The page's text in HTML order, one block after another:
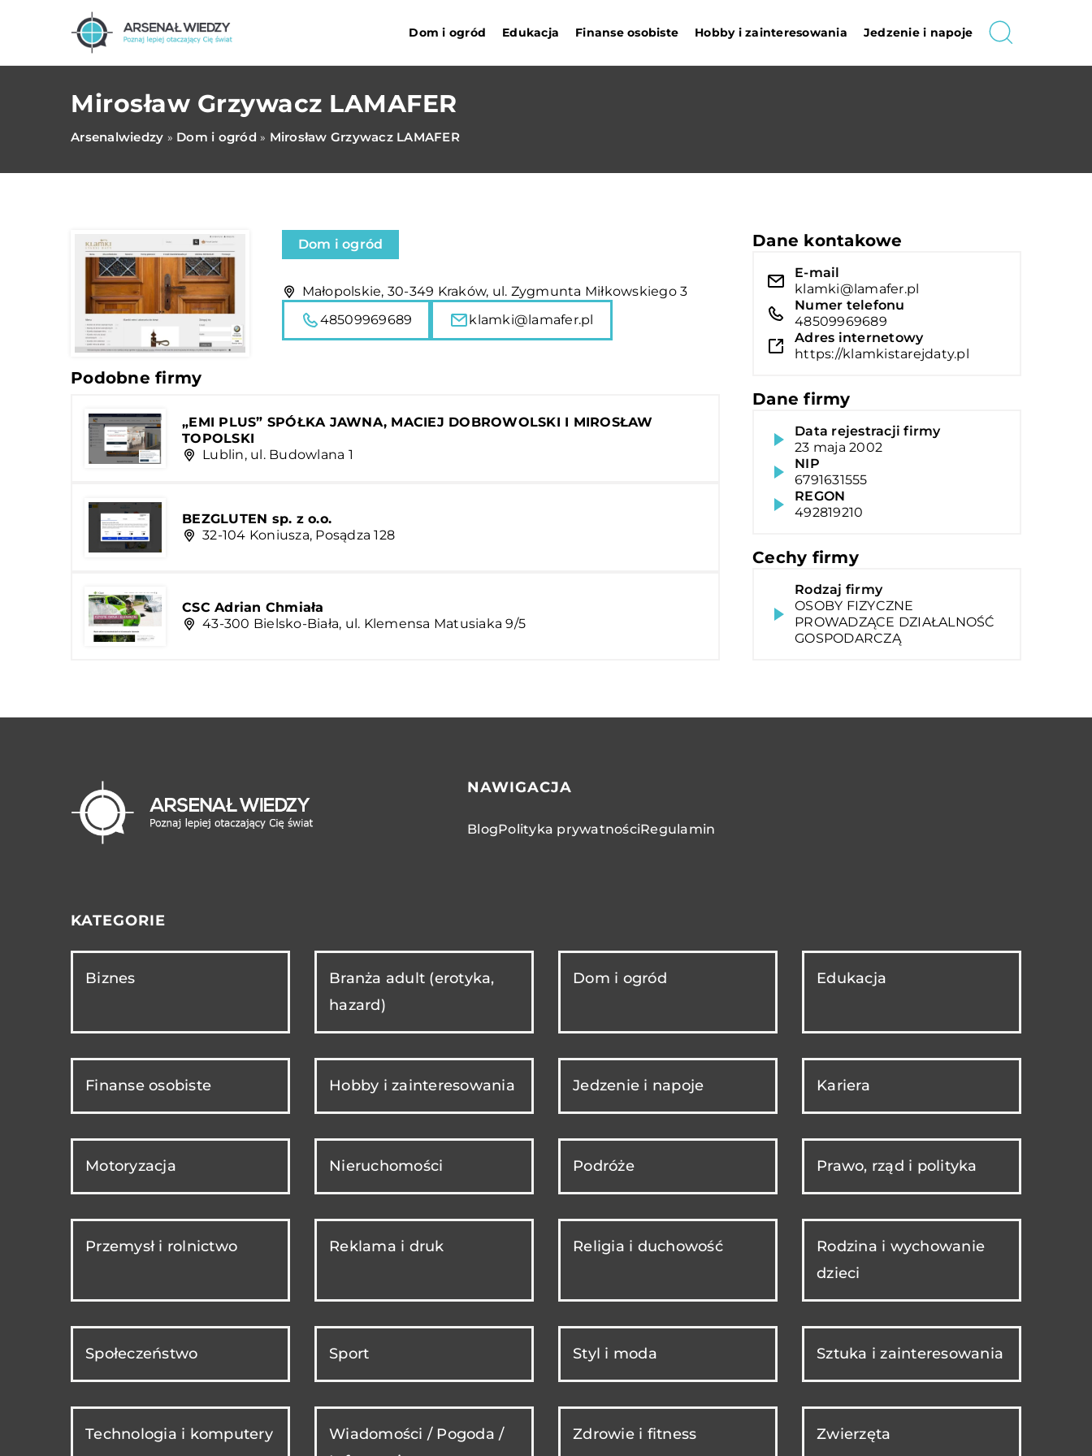
Dom i ogród Edukacja Finanse osobiste Hobby i zainteresowania Jedzenie i napoje
Mirosław Grzywacz LAMAFER
Arsenalwiedzy » Dom i ogród » Mirosław Grzywacz LAMAFER
Dom i ogród
Małopolskie, 30-349 Kraków, ul. Zygmunta Miłkowskiego 3
48509969689
klamki@lamafer.pl
Podobne firmy
„EMI PLUS” SPÓŁKA JAWNA, MACIEJ DOBROWOLSKI I MIROSŁAW
TOPOLSKI
Lublin, ul. Budowlana 1
BEZGLUTEN sp. z o.o.
32-104 Koniusza, Posądza 128
CSC Adrian Chmiała
43-300 Bielsko-Biała, ul. Klemensa Matusiaka 9/5
Dane kontakowe
E-mail
klamki@lamafer.pl
Numer telefonu
48509969689
Adres internetowy
https://klamkistarejdaty.pl
Dane firmy
Data rejestracji firmy
23 maja 2002
NIP
6791631555
REGON
492819210
Cechy firmy
Rodzaj firmy
OSOBY FIZYCZNE
PROWADZĄCE DZIAŁALNOŚĆ
GOSPODARCZĄ
NAWIGACJA
BlogPolityka prywatnościRegulamin
KATEGORIE
Biznes
Branża adult (erotyka,
hazard)
Dom i ogród Edukacja
Finanse osobiste Hobby i zainteresowania Jedzenie i napoje Kariera
Motoryzacja Nieruchomości Podróże Prawo, rząd i polityka
Przemysł i rolnictwo Reklama i druk Religia i duchowość
Rodzina i wychowanie
dzieci
Społeczeństwo Sport Styl i moda Sztuka i zainteresowania
Technologia i komputery
Wiadomości / Pogoda /
Zdrowie i fitness Zwierzęta